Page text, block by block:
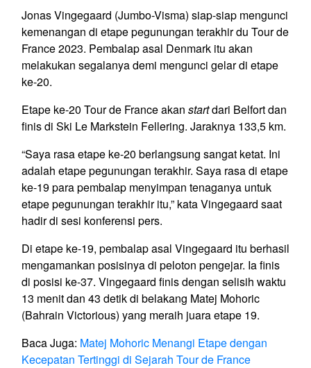
Jonas Vingegaard (Jumbo-Visma) siap-siap mengunci
kemenangan di etape pegunungan terakhir du Tour de
France 2023. Pembalap asal Denmark itu akan
melakukan segalanya demi mengunci gelar di etape
ke-20.
Etape ke-20 Tour de France akan startdari Belfort dan
finis di Ski Le Markstein Fellering. Jaraknya 133,5 km.
“Saya rasa etape ke-20 berlangsung sangat ketat. Ini
adalah etape pegunungan terakhir. Saya rasa di etape
ke-19 para pembalap menyimpan tenaganya untuk
etape pegunungan terakhir itu,” kata Vingegaard saat
hadir di sesi konferensi pers.
Di etape ke-19, pembalap asal Vingegaard itu berhasil
mengamankan posisinya di peloton pengejar. Ia finis
di posisi ke-37. Vingegaard finis dengan selisih waktu
13 menit dan 43 detik di belakang Matej Mohoric
(Bahrain Victorious) yang meraih juara etape 19.
Baca Juga: Matej Mohoric Menangi Etape dengan
Kecepatan Tertinggi di Sejarah Tour de France